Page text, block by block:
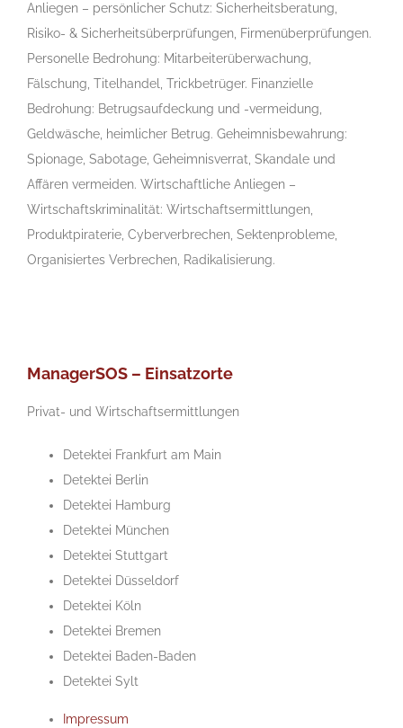
Anliegen – persönlicher Schutz: Sicherheitsberatung,
Risiko- & Sicherheitsüberprüfungen, Firmenüberprüfungen.
Personelle Bedrohung: Mitarbeiterüberwachung,
Fälschung, Titelhandel, Trickbetrüger. Finanzielle
Bedrohung: Betrugsaufdeckung und -vermeidung,
Geldwäsche, heimlicher Betrug. Geheimnisbewahrung:
Spionage, Sabotage, Geheimnisverrat, Skandale und
Affären vermeiden. Wirtschaftliche Anliegen –
Wirtschaftskriminalität: Wirtschaftsermittlungen,
Produktpiraterie, Cyberverbrechen, Sektenprobleme,
Organisiertes Verbrechen, Radikalisierung.
ManagerSOS – Einsatzorte
Privat- und Wirtschaftsermittlungen
Detektei Frankfurt am Main
Detektei Berlin
Detektei Hamburg
Detektei München
Detektei Stuttgart
Detektei Düsseldorf
Detektei Köln
Detektei Bremen
Detektei Baden-Baden
Detektei Sylt
Impressum